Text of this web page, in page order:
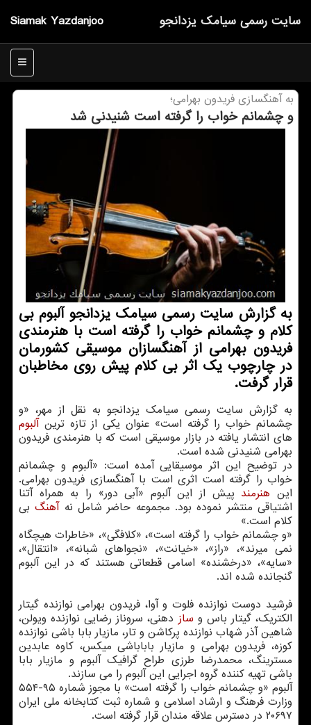
Siamak Yazdanjoo سایت رسمی سیامك یزدانجو
منو
به آهنگسازی فریدون بهرامی؛
و چشمانم خواب را گرفته است شنیدنی شد
به گزارش سایت رسمی سیامك یزدانجو آلبوم بی
كلام و چشمانم خواب را گرفته است با هنرمندی
فریدون بهرامی از آهنگسازان موسیقی كشورمان
در چارچوب یك اثر بی كلام پیش روی مخاطبان
قرار گرفت.
به گزارش سایت رسمی سیامک یزدانجو به نقل از مهر، «و
چشمانم خواب را گرفته است» عنوان یکی از تازه ترینآلبوم
های انتشار یافته در بازار موسیقی است که با هنرمندی فریدون
بهرامی شنیدنی شده است.
در توضیح این اثر موسیقایی آمده است: «آلبوم و چشمانم
خواب را گرفته است اثری است با آهنگسازی فریدون بهرامی.
این هنرمند پیش از این آلبوم «آبی دور» را به همراه آتنا
اشتیاقی منتشر نموده بود. مجموعه حاضر شامل نهآهنگبی
کلام است.»
«و چشمانم خواب را گرفته است»، «کلافگی»، «خاطرات هیچگاه
نمی میرند»، «راز»، «خیانت»، «نجواهای شبانه»، «انتقال»،
«سایه»، «درخشنده» اسامی قطعاتی هستند که در این آلبوم
گنجانده شده اند.
فرشید دوست نوازنده فلوت و آوا، فریدون بهرامی نوازنده گیتار
الکتریک، گیتار باس و ساز دهنی، سروناز رضایی نوازنده ویولن،
شاهین آذر شهاب نوازنده پرکاشن و تار، مازیار بابا باشی نوازنده
کوزه، فریدون بهرامی و مازیار باباباشی میکس، کاوه عابدین
مسترینگ، محمدرضا طرزی طراح گرافیک آلبوم و مازیار بابا
باشی تهیه کننده گروه اجرایی این آلبوم را می سازند.
آلبوم «و چشمانم خواب را گرفته است» با مجوز شماره ۹۵-۵۵۴
وزارت فرهنگ و ارشاد اسلامی و شماره ثبت کتابخانه ملی ایران
۲۰۶۹۷ در دسترس علاقه مندان قرار گرفته است.